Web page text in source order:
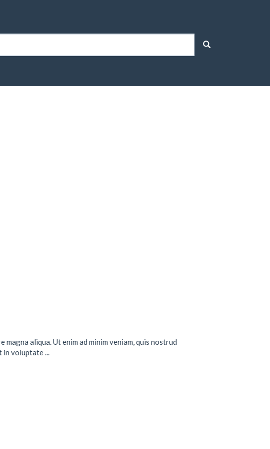
aliqua. Ut enim ad minim veniam, quis nostrud
in voluptate ...